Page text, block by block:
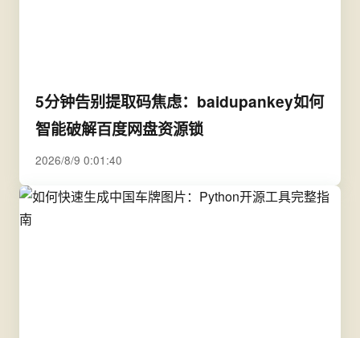
5分钟告别提取码焦虑：baidupankey如何
智能破解百度网盘资源锁
2026/8/9 0:01:40